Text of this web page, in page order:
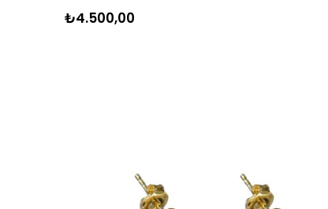
₺4.500,00